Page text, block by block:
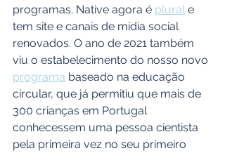
programas. Native agora é plural e
tem site e canais de mídia social
renovados. O ano de 2021 também
viu o estabelecimento do nosso novo
programa baseado na educação
circular, que já permitiu que mais de
300 crianças em Portugal
conhecessem uma pessoa cientista
pela primeira vez no seu primeiro